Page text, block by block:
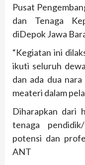
Pusat
dan Tenaga
diDepok Jawa
“Kegiatan ini
ikuti seluruh
dan ada dua
meateri dalam
Diharapkan dari
tenaga
potensi dan
ANT